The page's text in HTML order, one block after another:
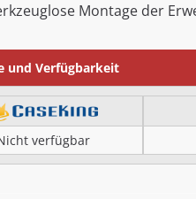
Montage der
und Verfügbarkeit
verfügbar